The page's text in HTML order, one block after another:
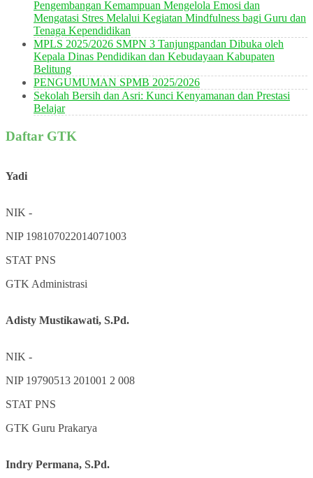
Pengembangan Kemampuan Mengelola Emosi dan
Mengatasi Stres Melalui Kegiatan Mindfulness bagi Guru dan
Tenaga Kependidikan
MPLS 2025/2026 SMPN 3 Tanjungpandan Dibuka oleh
Kepala Dinas Pendidikan dan Kebudayaan Kabupaten
Belitung
PENGUMUMAN SPMB 2025/2026
Sekolah Bersih dan Asri: Kunci Kenyamanan dan Prestasi
Belajar
Daftar GTK
Yadi
NIK -
NIP 198107022014071003
STAT PNS
GTK Administrasi
Adisty Mustikawati, S.Pd.
NIK -
NIP 19790513 201001 2 008
STAT PNS
GTK Guru Prakarya
Indry Permana, S.Pd.